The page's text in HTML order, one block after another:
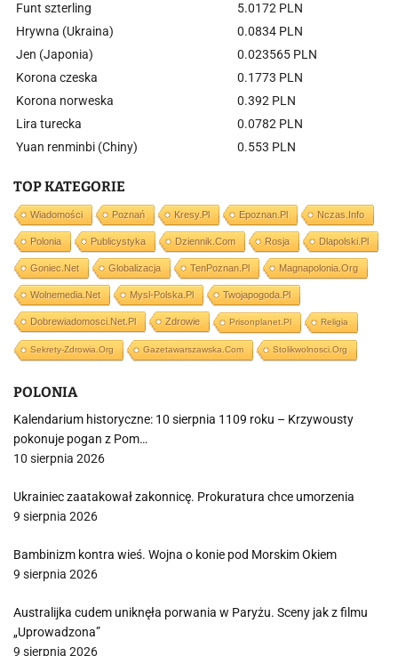
Funt szterling
5.0172 PLN
Hrywna (Ukraina)
0.0834 PLN
Jen (Japonia)
0.023565 PLN
Korona czeska
0.1773 PLN
Korona norweska
0.392 PLN
Lira turecka
0.0782 PLN
Yuan renminbi (Chiny)
0.553 PLN
TOP KATEGORIE
Wiadomości Poznań Kresy.pl Epoznan.pl Nczas.info
Polonia Publicystyka Dziennik.com Rosja Dlapolski.pl
Goniec.net Globalizacja TenPoznan.pl Magnapolonia.org
Wolnemedia.net Mysl-Polska.pl Twojapogoda.pl
Dobrewiadomosci.net.pl Zdrowie Prisonplanet.pl Religia
Sekrety-Zdrowia.org Gazetawarszawska.com Stolikwolnosci.org
POLONIA
Kalendarium historyczne: 10 sierpnia 1109 roku – Krzywousty
pokonuje pogan z Pom…
10 sierpnia 2026
Ukrainiec zaatakował zakonnicę. Prokuratura chce umorzenia
9 sierpnia 2026
Bambinizm kontra wieś. Wojna o konie pod Morskim Okiem
9 sierpnia 2026
Australijka cudem uniknęła porwania w Paryżu. Sceny jak z filmu
„Uprowadzona”
9 sierpnia 2026